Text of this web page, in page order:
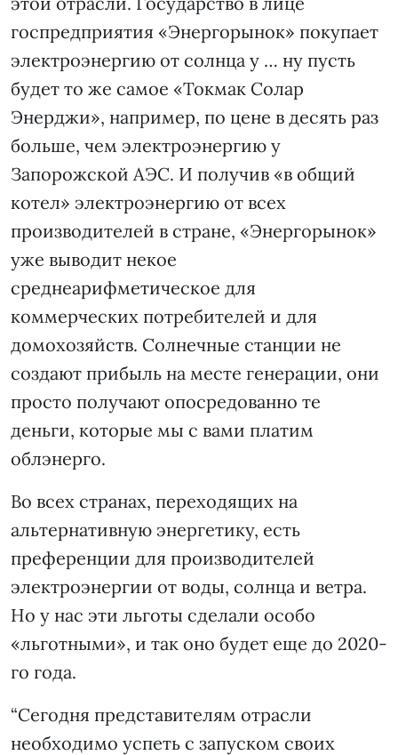
госпредприятия «Энергорынок» покупает
электроэнергию от солнца у … ну пусть
будет то же самое «Токмак Солар
Энерджи», например, по цене в десять раз
больше, чем электроэнергию у
Запорожской АЭС. И получив «в общий
котел» электроэнергию от всех
производителей в стране, «Энергорынок»
уже выводит некое
среднеарифметическое для
коммерческих потребителей и для
домохозяйств. Солнечные станции не
создают прибыль на месте генерации, они
просто получают опосредованно те
деньги, которые мы с вами платим
облэнерго.
Во всех странах, переходящих на
альтернативную энергетику, есть
преференции для производителей
электроэнергии от воды, солнца и ветра.
Но у нас эти льготы сделали особо
«льготными», и так оно будет еще до 2020-
го года.
“Сегодня представителям отрасли
необходимо успеть с запуском своих